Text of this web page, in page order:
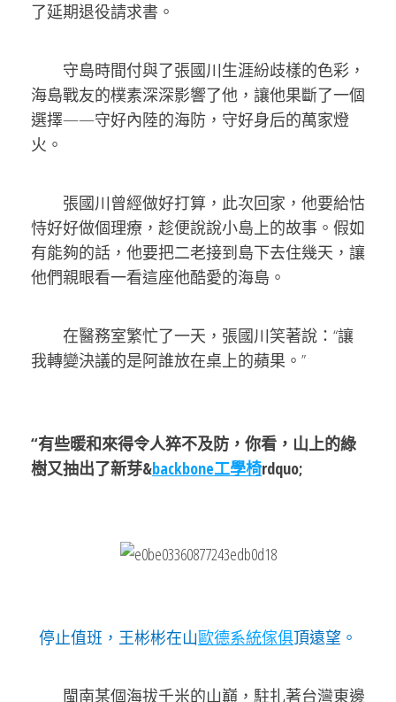
了延期退役請求書。
守島時間付與了張國川生涯紛歧樣的色彩，
海島戰友的樸素深深影響了他，讓他果斷了一個
選擇——守好內陸的海防，守好身后的萬家燈
火。
張國川曾經做好打算，此次回家，他要給怙
恃好好做個理療，趁便說說小島上的故事。假如
有能夠的話，他要把二老接到島下去住幾天，讓
他們親眼看一看這座他酷愛的海島。
在醫務室繁忙了一天，張國川笑著說：“讓
我轉變決議的是阿誰放在桌上的蘋果。”
“有些暖和來得令人猝不及防，你看，山上的綠
樹又抽出了新芽&backbone工學椅rdquo;
停止值班，王彬彬在山歐德系統傢俱頂遠望。
閩南某個海拔千米的山巔，駐扎著台灣東邊